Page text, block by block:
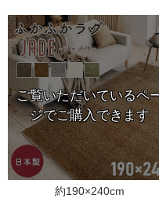
約190×240cm